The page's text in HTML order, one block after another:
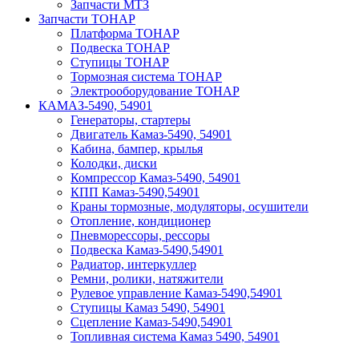
Запчасти МТЗ
Запчасти ТОНАР
Платформа ТОНАР
Подвеска ТОНАР
Ступицы ТОНАР
Тормозная система ТОНАР
Электрооборудование ТОНАР
КАМАЗ-5490, 54901
Генераторы, стартеры
Двигатель Камаз-5490, 54901
Кабина, бампер, крылья
Колодки, диски
Компрессор Камаз-5490, 54901
КПП Камаз-5490,54901
Краны тормозные, модуляторы, осушители
Отопление, кондиционер
Пневморессоры, рессоры
Подвеска Камаз-5490,54901
Радиатор, интеркуллер
Ремни, ролики, натяжители
Рулевое управление Камаз-5490,54901
Ступицы Камаз 5490, 54901
Сцепление Камаз-5490,54901
Топливная система Камаз 5490, 54901